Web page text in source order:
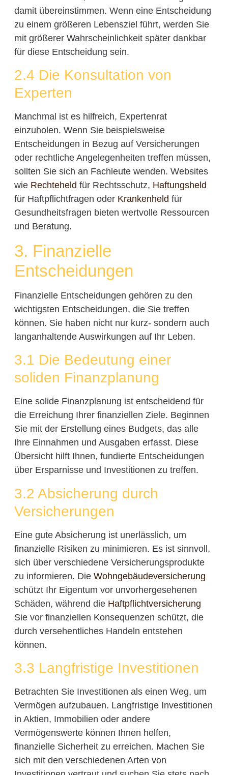
damit übereinstimmen. Wenn eine Entscheidung
zu einem größeren Lebensziel führt, werden Sie
mit größerer Wahrscheinlichkeit später dankbar
für diese Entscheidung sein.
2.4 Die Konsultation von
Experten
Manchmal ist es hilfreich, Expertenrat
einzuholen. Wenn Sie beispielsweise
Entscheidungen in Bezug auf Versicherungen
oder rechtliche Angelegenheiten treffen müssen,
sollten Sie sich an Fachleute wenden. Websites
wie Rechteheld für Rechtsschutz, Haftungsheld
für Haftpflichtfragen oder Krankenheld für
Gesundheitsfragen bieten wertvolle Ressourcen
und Beratung.
3. Finanzielle
Entscheidungen
Finanzielle Entscheidungen gehören zu den
wichtigsten Entscheidungen, die Sie treffen
können. Sie haben nicht nur kurz- sondern auch
langanhaltende Auswirkungen auf Ihr Leben.
3.1 Die Bedeutung einer
soliden Finanzplanung
Eine solide Finanzplanung ist entscheidend für
die Erreichung Ihrer finanziellen Ziele. Beginnen
Sie mit der Erstellung eines Budgets, das alle
Ihre Einnahmen und Ausgaben erfasst. Diese
Übersicht hilft Ihnen, fundierte Entscheidungen
über Ersparnisse und Investitionen zu treffen.
3.2 Absicherung durch
Versicherungen
Eine gute Absicherung ist unerlässlich, um
finanzielle Risiken zu minimieren. Es ist sinnvoll,
sich über verschiedene Versicherungsprodukte
zu informieren. Die Wohngebäudeversicherung
schützt Ihr Eigentum vor unvorhergesehenen
Schäden, während die Haftpflichtversicherung
Sie vor finanziellen Konsequenzen schützt, die
durch versehentliches Handeln entstehen
können.
3.3 Langfristige Investitionen
Betrachten Sie Investitionen als einen Weg, um
Vermögen aufzubauen. Langfristige Investitionen
in Aktien, Immobilien oder andere
Vermögenswerte können Ihnen helfen,
finanzielle Sicherheit zu erreichen. Machen Sie
sich mit den verschiedenen Arten von